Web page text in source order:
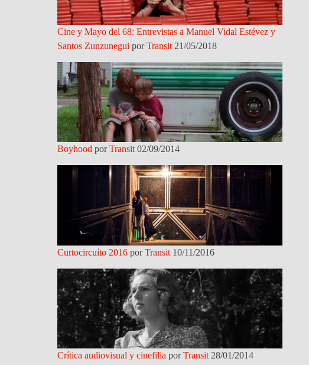
Cine y Mayo del 68: Entrevistas a Manuel Vidal Estévez y
Santos ZunzuneguiporTransit 21/05/2018
BoyhoodporTransit 02/09/2014
Curtocircuíto 2016porTransit 10/11/2016
Crítica audiovisual y cinefilia porTransit 28/01/2014